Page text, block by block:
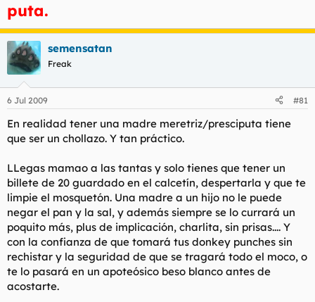
puta.
semensatan
Freak
6 Jul 2009 #81
En realidad tener una madre meretriz/presciputa tiene
que ser un chollazo. Y tan práctico.
LLegas mamao a las tantas y solo tienes que tener un
billete de 20 guardado en el calcetín, despertarla y que te
limpie el mosquetón. Una madre a un hijo no le puede
negar el pan y la sal, y además siempre se lo currará un
poquito más, plus de implicación, charlita, sin prisas.... Y
con la confianza de que tomará tus donkey punches sin
rechistar y la seguridad de que se tragará todo el moco, o
te lo pasará en un apoteósico beso blanco antes de
acostarte.